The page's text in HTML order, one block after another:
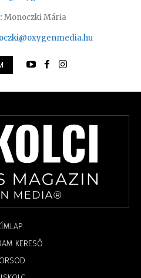
Monoczki Mária
KERESŐ